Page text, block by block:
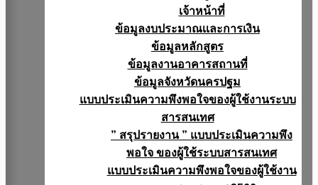
เจ้าหน้าที่
ข้อมูลงบประมาณเเละการเงิน
ข้อมูลหลักสูตร
ข้อมูลงานอาคารสถานที่
ข้อมูลจังหวัดนครปฐม
แบบประเมินความพึงพอใจของผู้ใช้งานระบบ
สารสนเทศ
” สรุปรายงาน ” แบบประเมินความพึง
พอใจ ของผู้ใช้ระบบสารสนเทศ
แบบประเมินความพึงพอใจของผู้ใช้งาน